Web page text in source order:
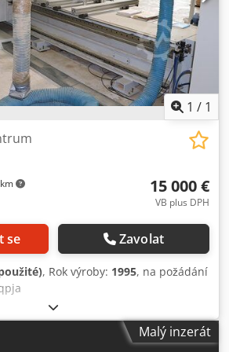
1 / 1
15 000 €
VB plus DPH
se Zavolat
, Rok výroby: 1995, na požádání
Malý inzerát